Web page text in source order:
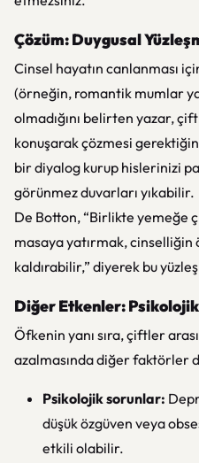
Çözüm: Duygusal
Cinsel hayatın canlanması
(örneğin, romantik mumlar
olmadığını belirten yazar,
konuşarak çözmesi
bir diyalog kurup hislerinizi
görünmez duvarları yıkabilir.
De Botton,“Birlikte yemeğe
masaya yatırmak,
kaldırabilir,” diyerek bu
Diğer Etkenler:
Öfkenin yanı sıra, çiftler
azalmasında diğer faktörler
Psikolojik sorunlar:
düşük özgüven veya
etkili olabilir.